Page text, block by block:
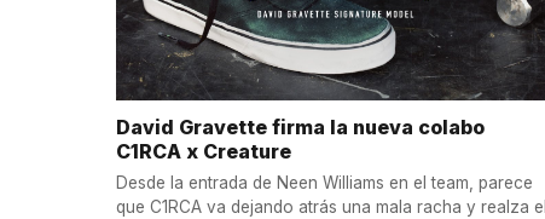
David Gravette firma la nueva colabo
C1RCA x Creature
Desde la entrada de Neen Williams en el team, parece
que C1RCA va dejando atrás una mala racha y realza el